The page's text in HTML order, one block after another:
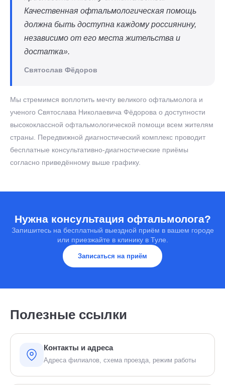
Качественная офтальмологическая помощь
должна быть доступна каждому россиянину,
независимо от его места жительства и
достатка».
Святослав Фёдоров
Мы стремимся воплотить мечту великого офтальмолога и
ученого Святослава Николаевича Фёдорова о доступности
высококлассной офтальмологической помощи всем жителям
страны. Передвижной диагностический комплекс проводит
бесплатные консультативно-диагностические приёмы
согласно приведённому выше графику.
Нужна консультация офтальмолога?
Запишитесь на бесплатный выездной приём в вашем городе
или приезжайте в клинику в Туле.
Записаться на приём
Полезные ссылки
Контакты и адреса
Адреса филиалов, схема проезда, режим работы